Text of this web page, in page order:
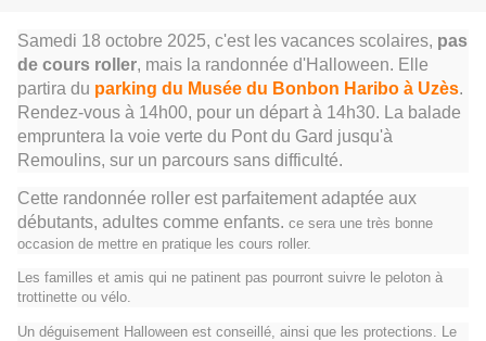
Samedi 18 octobre 2025, c'est les vacances scolaires, pas
de cours roller, mais la randonnée d'Halloween. Elle
partira du parking du Musée du Bonbon Haribo à Uzès.
Rendez-vous à 14h00, pour un départ à 14h30. La balade
empruntera la voie verte du Pont du Gard jusqu'à
Remoulins, sur un parcours sans difficulté.
Cette randonnée roller est parfaitement adaptée aux
débutants, adultes comme enfants. ce sera une très bonne
occasion de mettre en pratique les cours roller.
Les familles et amis qui ne patinent pas pourront suivre le peloton à
trottinette ou vélo.
Un déguisement Halloween est conseillé, ainsi que les protections. Le